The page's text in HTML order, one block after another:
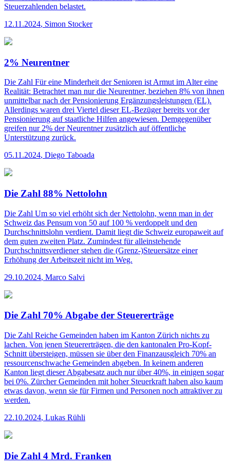
Steuerzahlenden belastet.
12.11.2024, Simon Stocker
2% Neurentner
Die Zahl Für eine Minderheit der Senioren ist Armut im Alter eine
Realität: Betrachtet man nur die Neurentner, beziehen 8% von ihnen
unmittelbar nach der Pensionierung Ergänzungsleistungen (EL).
Allerdings waren drei Viertel dieser EL-Bezüger bereits vor der
Pensionierung auf staatliche Hilfen angewiesen. Demgegenüber
greifen nur 2% der Neurentner zusätzlich auf öffentliche
Unterstützung zurück.
05.11.2024, Diego Taboada
Die Zahl 88% Nettolohn
Die Zahl Um so viel erhöht sich der Nettolohn, wenn man in der
Schweiz das Pensum von 50 auf 100 % verdoppelt und den
Durchschnittslohn verdient. Damit liegt die Schweiz europaweit auf
dem guten zweiten Platz. Zumindest für alleinstehende
Durchschnittsverdiener stehen die (Grenz-)Steuersätze einer
Erhöhung der Arbeitszeit nicht im Weg.
29.10.2024, Marco Salvi
Die Zahl 70% Abgabe der Steuererträge
Die Zahl Reiche Gemeinden haben im Kanton Zürich nichts zu
lachen. Von jenen Steuererträgen, die den kantonalen Pro-Kopf-
Schnitt übersteigen, müssen sie über den Finanzausgleich 70% an
ressourcen­schwache Gemeinden abgeben. In keinem anderen
Kanton liegt dieser Abgabesatz auch nur über 40%, in einigen sogar
bei 0%. Zürcher Gemeinden mit hoher Steuerkraft haben also kaum
etwas davon, wenn sie für Firmen und Personen noch attraktiver zu
werden.
22.10.2024, Lukas Rühli
Die Zahl 4 Mrd. Franken